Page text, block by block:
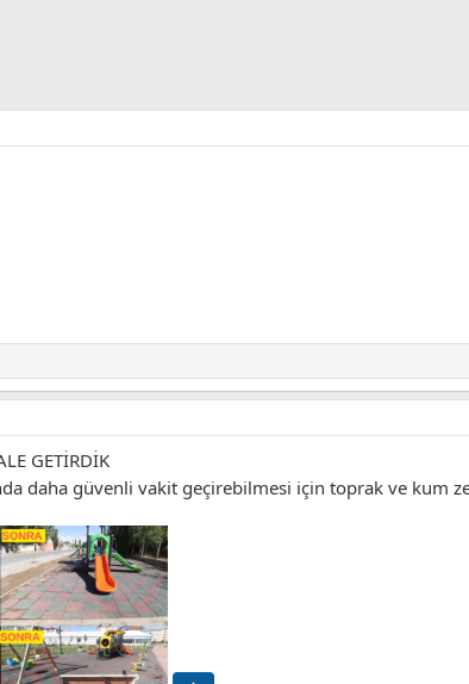
GETİRDİK
daha güvenli vakit geçirebilmesi için toprak ve kum